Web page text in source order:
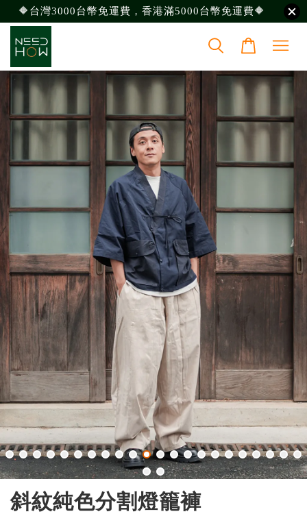
🔶台灣3000台幣免運費，香港滿5000台幣免運費🔶
斜紋純色分割燈籠褲